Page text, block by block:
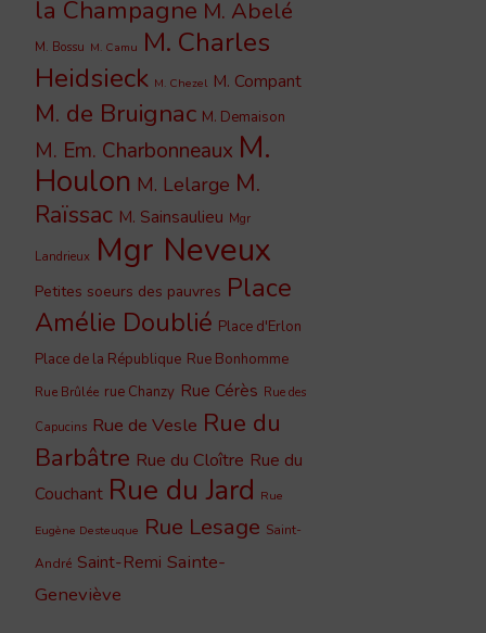
la Champagne M. Abelé
M. Bossu M. Camu M. Charles
Heidsieck M. Chezel M. Compant
M. de Bruignac M. Demaison
M. Em. Charbonneaux M.
Houlon M. Lelarge M.
Raïssac M. Sainsaulieu Mgr
Landrieux Mgr Neveux
Petites soeurs des pauvres Place
Amélie Doublié Place d'Erlon
Place de la République Rue Bonhomme
Rue Brûlée rue Chanzy Rue Cérès Rue des
Capucins Rue de Vesle Rue du
Barbâtre Rue du Cloître Rue du
Couchant Rue du Jard Rue
Eugène Desteuque Rue Lesage Saint-
André Saint-Remi Sainte-
Geneviève